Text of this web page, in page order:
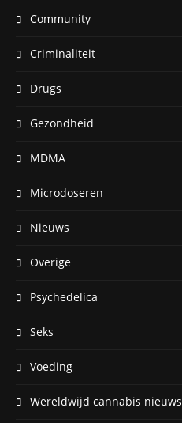
Community
Criminaliteit
Drugs
Gezondheid
MDMA
Microdoseren
Nieuws
Overige
Psychedelica
Seks
Voeding
Wereldwijd cannabis nieuws